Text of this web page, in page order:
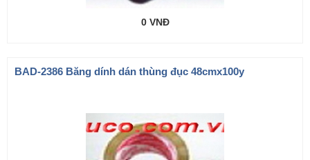
0 VNĐ
BAD-2386 Băng dính dán thùng đục 48cmx100y